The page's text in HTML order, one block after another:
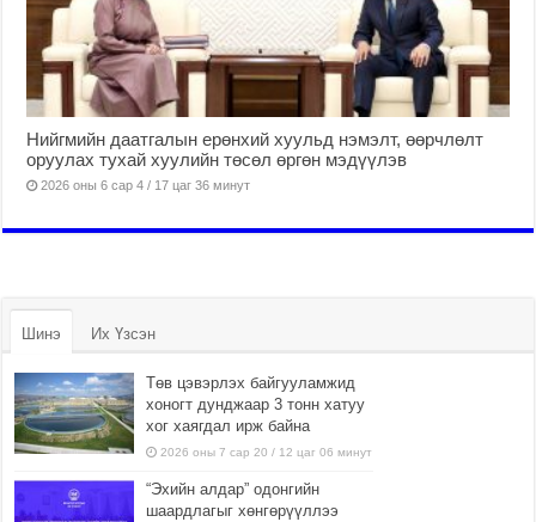
Нийгмийн даатгалын ерөнхий хуульд нэмэлт, өөрчлөлт
оруулах тухай хуулийн төсөл өргөн мэдүүлэв
2026 оны 6 сар 4 / 17 цаг 36 минут
Шинэ Их Үзсэн
Төв цэвэрлэх байгууламжид
хоногт дунджаар 3 тонн хатуу
хог хаягдал ирж байна
2026 оны 7 сар 20 / 12 цаг 06 минут
“Эхийн алдар” одонгийн
шаардлагыг хөнгөрүүллээ